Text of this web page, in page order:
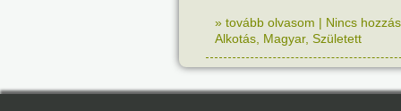
» tovább olvasom | Nincs
Alkotás Magyar, Született